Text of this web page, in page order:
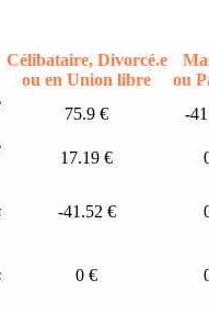
Célibataire, Divorcé.e
ou en Union libre
ou
75.9 €
-
17.19 €
-41.52 €
0 €